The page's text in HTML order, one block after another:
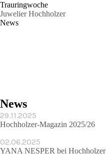
Trauringwoche
Juwelier Hochholzer
News
News
29.11.2025
Hochholzer-Magazin 2025/26
02.06.2025
YANA NESPER bei Hochholzer